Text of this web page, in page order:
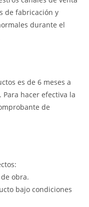
de fabricación y
durante el
es de 6 meses a
hacer efectiva la
de
obra.
bajo condiciones